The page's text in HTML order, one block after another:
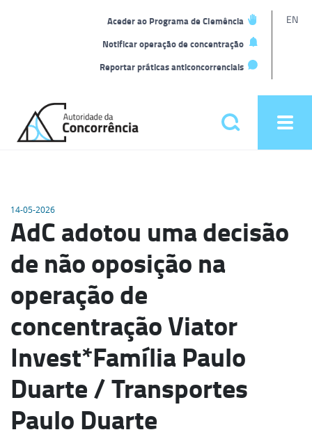
Aceder ao Programa de Clemência
Notificar operação de concentração
Reportar práticas anticoncorrenciais
EN
home
Pesquisar
14-05-2026
AdC adotou uma decisão
de não oposição na
operação de
concentração Viator
Invest*Família Paulo
Duarte / Transportes
Paulo Duarte